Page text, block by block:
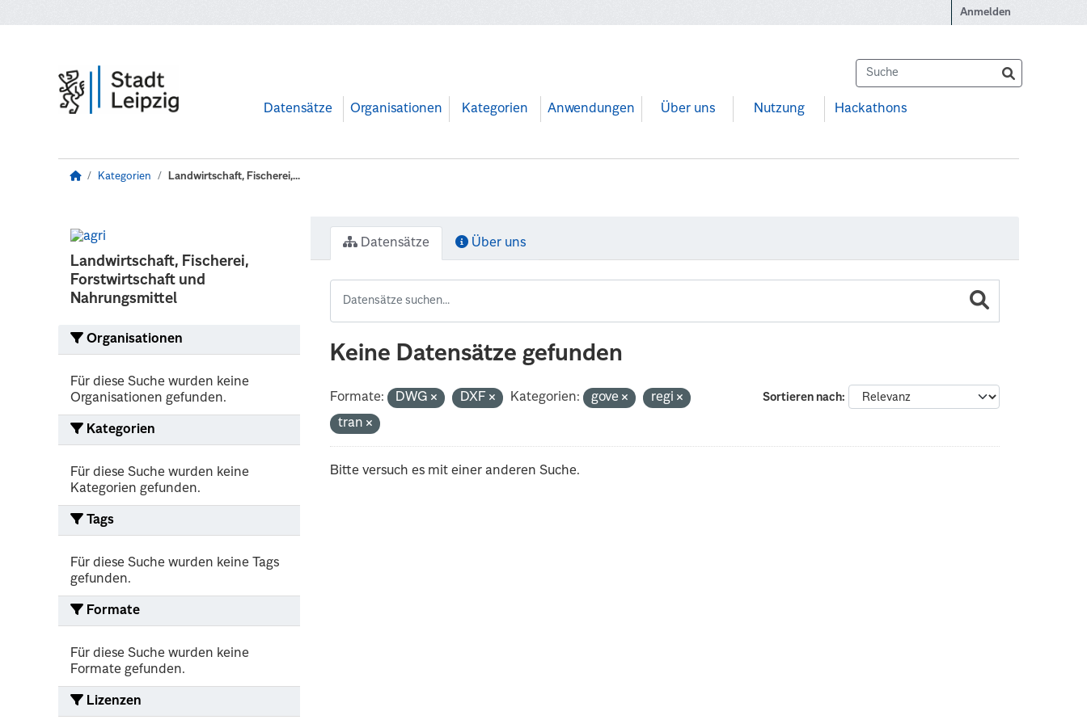
Anmelden
Datensätze Organisationen Kategorien Anwendungen Über uns Nutzung Hackathons
Kategorien Landwirtschaft, Fischerei,...
Landwirtschaft, Fischerei,
Forstwirtschaft und
Nahrungsmittel
Organisationen
Für diese Suche wurden keine
Organisationen gefunden.
Kategorien
Für diese Suche wurden keine
Kategorien gefunden.
Tags
Für diese Suche wurden keine Tags
gefunden.
Formate
Für diese Suche wurden keine
Formate gefunden.
Lizenzen
Datensätze Über uns
Keine Datensätze gefunden
Sortieren nach
Formate: DWG DXF Kategorien: gove
regi
tran
Bitte versuch es mit einer anderen Suche.